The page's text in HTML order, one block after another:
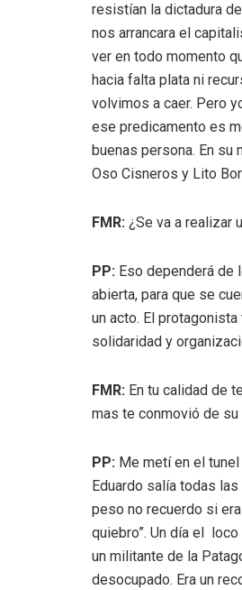
resistían la dictadura
nos arrancara el
ver en todo momento
hacia falta plata ni
volvimos a caer. Pero
ese predicamento es
buenas persona. En su
Oso Cisneros y Lito
FMR: ¿Se va a realizar
PP: Eso dependerá de
abierta, para que se
un acto. El
solidaridad y
FMR: En tu calidad de
mas te conmovió de su
PP: Me metí en el
Eduardo salía todas
peso no recuerdo si era
quiebro”. Un día el
un militante de la
desocupado. Era un